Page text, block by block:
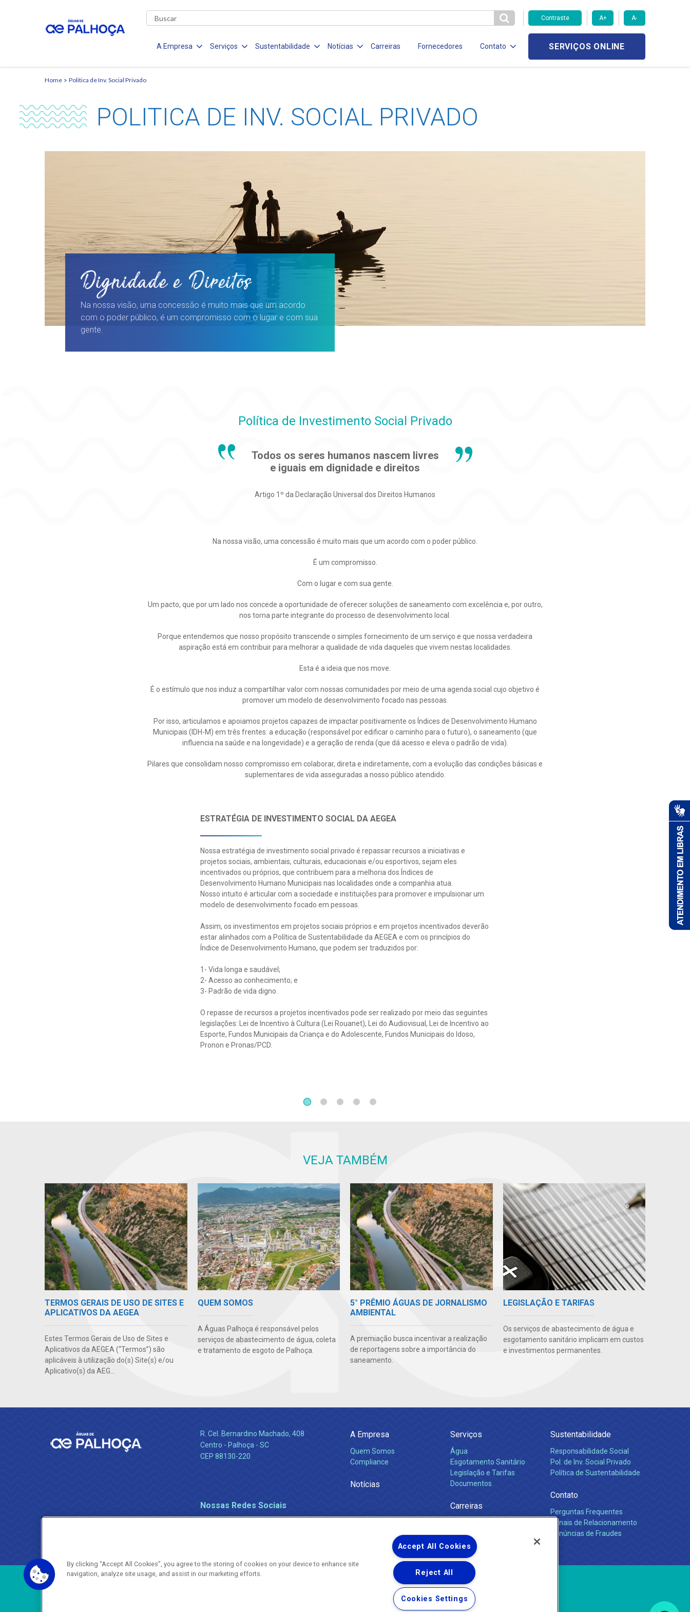
Contraste A+ A-
A Empresa Serviços Sustentabilidade Notícias Carreiras Fornecedores Contato SERVIÇOS ONLINE
Home Politica de Inv. Social Privado
POLITICA DE INV. SOCIAL PRIVADO
Dignidade e Direitos
Na nossa visão, uma concessão é muito mais que um acordo
com o poder público, é um compromisso com o lugar e com sua
gente.
Política de Investimento Social Privado
Todos os seres humanos nascem livres
e iguais em dignidade e direitos
Artigo 1º da Declaração Universal dos Direitos Humanos
Na nossa visão, uma concessão é muito mais que um acordo com o poder público.
É um compromisso.
Com o lugar e com sua gente.
Um pacto, que por um lado nos concede a oportunidade de oferecer soluções de saneamento com excelência e, por outro,
nos torna parte integrante do processo de desenvolvimento local.
Porque entendemos que nosso propósito transcende o simples fornecimento de um serviço e que nossa verdadeira
aspiração está em contribuir para melhorar a qualidade de vida daqueles que vivem nestas localidades.
Esta é a ideia que nos move.
É o estímulo que nos induz a compartilhar valor com nossas comunidades por meio de uma agenda social cujo objetivo é
promover um modelo de desenvolvimento focado nas pessoas.
Por isso, articulamos e apoiamos projetos capazes de impactar positivamente os Índices de Desenvolvimento Humano
Municipais (IDH-M) em três frentes: a educação (responsável por edificar o caminho para o futuro), o saneamento (que
influencia na saúde e na longevidade) e a geração de renda (que dá acesso e eleva o padrão de vida).
Pilares que consolidam nosso compromisso em colaborar, direta e indiretamente, com a evolução das condições básicas e
suplementares de vida asseguradas a nosso público atendido.
ESTRATÉGIA DE INVESTIMENTO SOCIAL DA AEGEA
Nossa estratégia de investimento social privado é repassar recursos a iniciativas e
projetos sociais, ambientais, culturais, educacionais e/ou esportivos, sejam eles
incentivados ou próprios, que contribuem para a melhoria dos Índices de
Desenvolvimento Humano Municipais nas localidades onde a companhia atua.
Nosso intuito é articular com a sociedade e instituições para promover e impulsionar um
modelo de desenvolvimento focado em pessoas.
Assim, os investimentos em projetos sociais próprios e em projetos incentivados deverão
estar alinhados com a Política de Sustentabilidade da AEGEA e com os princípios do
Índice de Desenvolvimento Humano, que podem ser traduzidos por:
1- Vida longa e saudável;
2- Acesso ao conhecimento; e
3- Padrão de vida digno.
O repasse de recursos a projetos incentivados pode ser realizado por meio das seguintes
legislações: Lei de Incentivo à Cultura (Lei Rouanet), Lei do Audiovisual, Lei de Incentivo ao
Esporte, Fundos Municipais da Criança e do Adolescente, Fundos Municipais do Idoso,
Pronon e Pronas/PCD.
VEJA TAMBÉM
TERMOS GERAIS DE USO DE SITES E
APLICATIVOS DA AEGEA
Estes Termos Gerais de Uso de Sites e
Aplicativos da AEGEA (“Termos”) são
aplicáveis à utilização do(s) Site(s) e/ou
Aplicativo(s) da AEG...
QUEM SOMOS
A Águas Palhoça é responsável pelos
serviços de abastecimento de água, coleta
e tratamento de esgoto de Palhoça.
5° PRÊMIO ÁGUAS DE JORNALISMO
AMBIENTAL
A premiação busca incentivar a realização
de reportagens sobre a importância do
saneamento.
LEGISLAÇÃO E TARIFAS
Os serviços de abastecimento de água e
esgotamento sanitário implicam em custos
e investimentos permanentes.
R. Cel. Bernardino Machado, 408
Centro - Palhoça - SC
CEP 88130-220
Nossas Redes Sociais
A Empresa
Quem Somos
Compliance
Notícias
Serviços
Água
Esgotamento Sanitário
Legislação e Tarifas
Documentos
Carreiras
Sustentabilidade
Responsabilidade Social
Pol. de Inv. Social Privado
Política de Sustentabilidade
Contato
Perguntas Frequentes
Canais de Relacionamento
Denúncias de Fraudes
Copyright ® 2026 - Todos os Direitos Reservados.
By clicking “Accept All Cookies”, you agree to the storing of cookies on your device to enhance site
navigation, analyze site usage, and assist in our marketing efforts.
Accept All Cookies
Reject All
Cookies Settings